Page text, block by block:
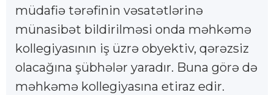
müdafiə tərəfinin vəsatətlərinə
münasibət bildirilməsi onda məhkəmə
kollegiyasının iş üzrə obyektiv, qərəzsiz
olacağına şübhələr yaradır. Buna görə də
məhkəmə kollegiyasına etiraz edir.